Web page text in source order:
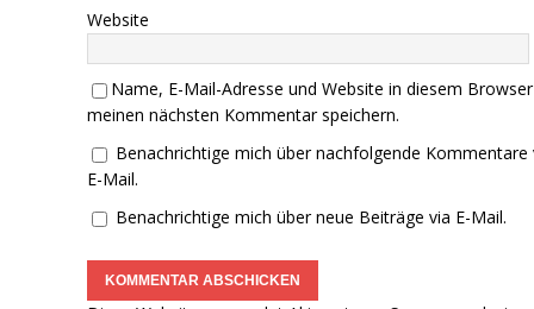
Website
Name, E-Mail-Adresse und Website in diesem
meinen nächsten Kommentar speichern.
Benachrichtige mich über nachfolgende Kommentare
E-Mail.
Benachrichtige mich über neue Beiträge via E-Mail.